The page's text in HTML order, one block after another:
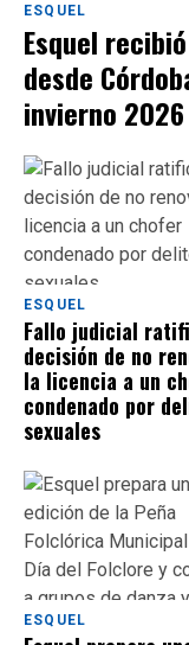
ESQUEL
Esquel
desde
invierno 2026
ESQUEL
Fallo judicial
decisión de no
la licencia a un
condenado por
sexuales
ESQUEL